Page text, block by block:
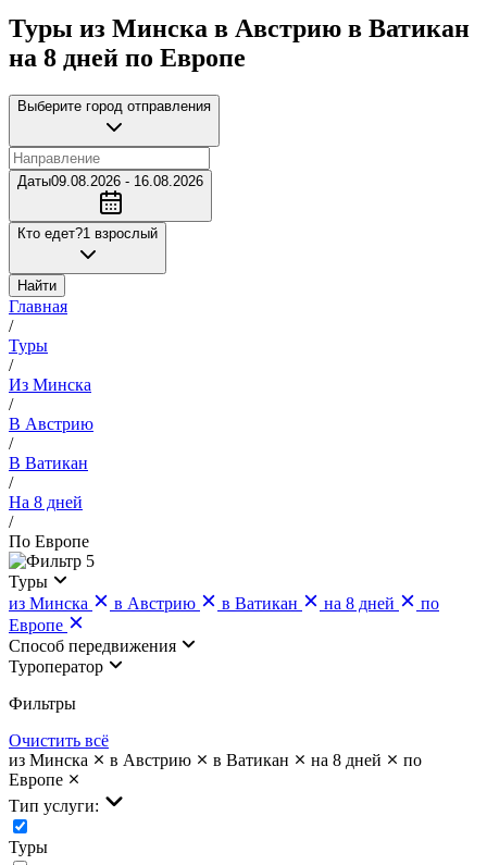
Туры из Минска в Австрию в Ватикан
на 8 дней по Европе
Выберите город отправления
Даты09.08.2026 - 16.08.2026
Кто едет?1 взрослый
Найти
Главная
/
Туры
/
Из Минска
/
В Австрию
/
В Ватикан
/
На 8 дней
/
По Европе
5
Туры
из Минска
в Австрию в Ватикан на 8 дней
по
Европе
Cпособ передвижения
Туроператор
Фильтры
Очистить всё
из Минска
в Австрию в Ватикан на 8 дней
по
Европе
Тип услуги:
Туры